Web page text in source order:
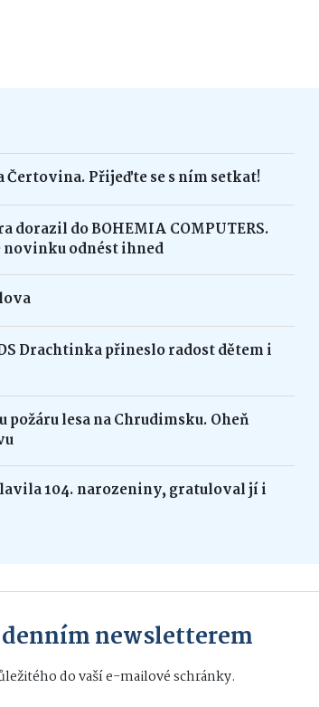
Přijeďte se s ním setkat!
dorazil do BOHEMIA COMPUTERS.
novinku odnést ihned
Drachtinka přineslo radost dětem i
lesa na Chrudimsku. Oheň
104. narozeniny, gratuloval jí i
denním newsletterem
do vaší e-mailové schránky.